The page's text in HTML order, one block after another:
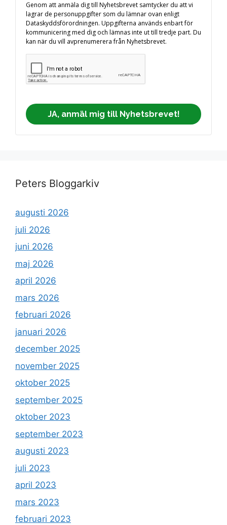
Genom att anmäla dig till Nyhetsbrevet samtycker du att vi
lagrar de personuppgifter som du lämnar ovan enligt
Dataskyddsförordningen. Uppgifterna används enbart för
kommunicering med dig och lämnas inte ut till tredje part. Du
kan när du vill avprenumerera från Nyhetsbrevet.
JA, anmäl mig till Nyhetsbrevet!
Peters Bloggarkiv
augusti 2026
juli 2026
juni 2026
maj 2026
april 2026
mars 2026
februari 2026
januari 2026
december 2025
november 2025
oktober 2025
september 2025
oktober 2023
september 2023
augusti 2023
juli 2023
april 2023
mars 2023
februari 2023